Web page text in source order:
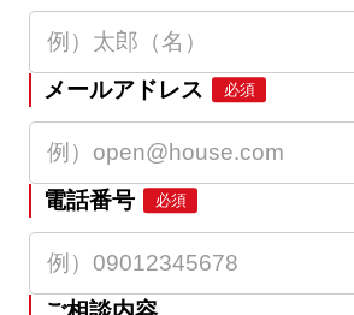
メールアドレス 必須
電話番号 必須